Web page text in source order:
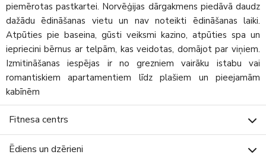
piemērotas pastkartei. Norvēģijas dārgakmens piedāvā daudz
dažādu ēdināšanas vietu un nav noteikti ēdināšanas laiki.
Atpūties pie baseina, gūsti veiksmi kazino, atpūties spa un
iepriecini bērnus ar telpām, kas veidotas, domājot par viņiem.
Izmitināšanas iespējas ir no grezniem vairāku istabu vai
romantiskiem apartamentiem līdz plašiem un pieejamām
kabīnēm
Fitnesa centrs
Ēdiens un dzērieni